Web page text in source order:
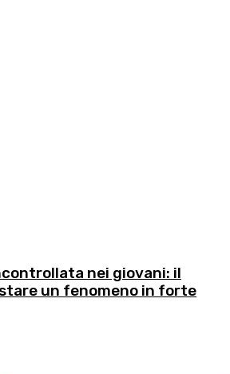
nei giovani: il
un fenomeno in forte